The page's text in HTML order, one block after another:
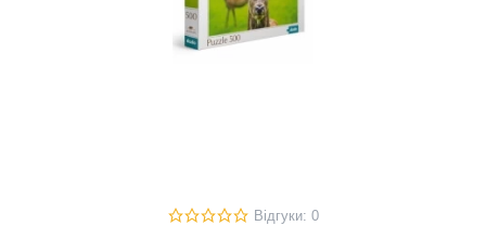
Відгуки: 0